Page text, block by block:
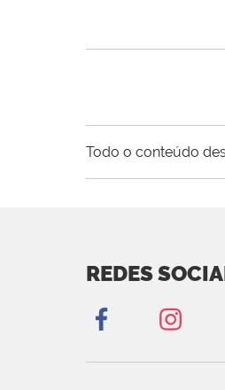
Todo o conteúdo
REDES